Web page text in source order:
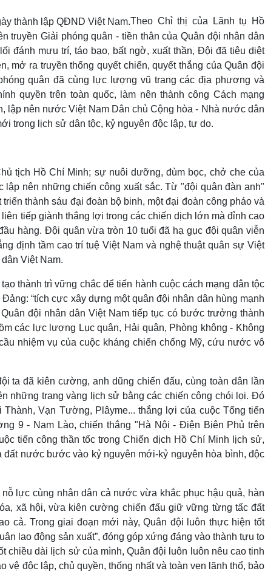
Theo Chỉ thị của Lãnh tụ Hồ
truyền Giải phóng quân - tiền thân của Quân đội nhân dân
đánh mưu trí, táo bạo, bất ngờ, xuất thần, Đội đã tiêu diệt
mở ra truyền thống quyết chiến, quyết thắng của Quân đội
quân đã cùng lực lượng vũ trang các địa phương và
quyền trên toàn quốc, làm nên thành công Cách mạng
lập nên nước Việt Nam Dân chủ Cộng hòa - Nhà nước dân
trong lịch sử dân tộc, kỷ nguyên độc lập, tự do.
tịch Hồ Chí Minh; sự nuôi dưỡng, đùm bọc, chở che của
lập nên những chiến công xuất sắc. Từ "đội quân đàn anh"
thành sáu đại đoàn bộ binh, một đại đoàn công pháo và
tiếp giành thắng lợi trong các chiến dịch lớn mà đỉnh cao
hàng. Đội quân vừa tròn 10 tuổi đã hạ gục đội quân viễn
định tầm cao trí tuệ Việt Nam và nghệ thuật quân sự Việt
Việt Nam.
thành trì vững chắc để tiến hành cuộc cách mạng dân tộc
“tích cực xây dựng một quân đội nhân dân hùng mạnh
đội nhân dân Việt Nam tiếp tục có bước trưởng thành
các lực lượng Lục quân, Hải quân, Phòng không - Không
nhiệm vụ của cuộc kháng chiến chống Mỹ, cứu nước vô
ta đã kiên cường, anh dũng chiến đấu, cùng toàn dân lần
những trang vàng lịch sử bằng các chiến công chói lọi. Đó
Vạn Tường, Plâyme... thắng lợi của cuộc Tổng tiến
9 - Nam Lào, chiến thắng "Hà Nội - Điện Biên Phủ trên
tiến công thần tốc trong Chiến dịch Hồ Chí Minh lịch sử,
nước bước vào kỷ nguyên mới-kỷ nguyên hòa bình, độc
lực cùng nhân dân cả nước vừa khắc phục hậu quả, hàn
xã hội, vừa kiên cường chiến đấu giữ vững từng tấc đất
cả. Trong giai đoạn mới này, Quân đội luôn thực hiện tốt
lao động sản xuất”, đóng góp xứng đáng vào thành tựu to
chiều dài lịch sử của mình, Quân đội luôn luôn nêu cao tinh
vệ độc lập, chủ quyền, thống nhất và toàn vẹn lãnh thổ, bảo